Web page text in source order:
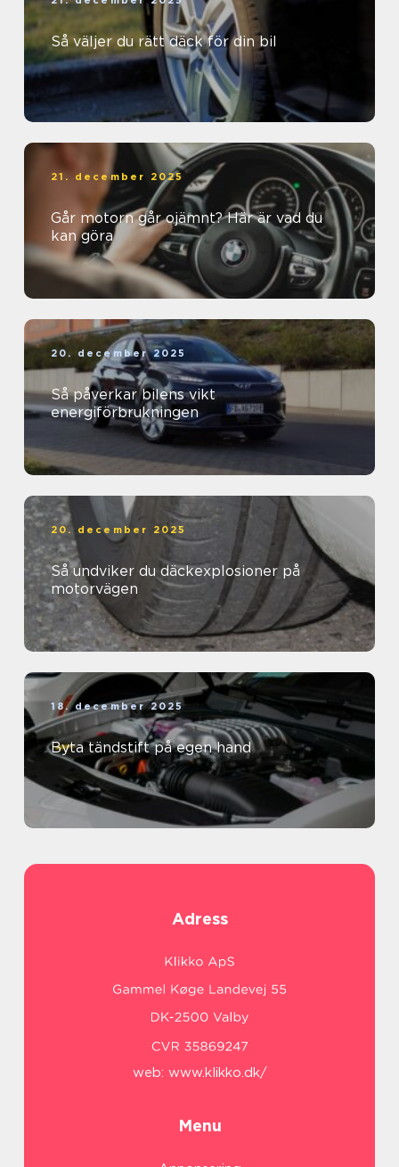
Så väljer du rätt däck för din bil
21. december 2025
Går motorn går ojämnt? Här är vad du
kan göra
20. december 2025
Så påverkar bilens vikt
energiförbrukningen
20. december 2025
Så undviker du däckexplosioner på
motorvägen
18. december 2025
Byta tändstift på egen hand
Adress
web: www.klikko.dk/
Menu